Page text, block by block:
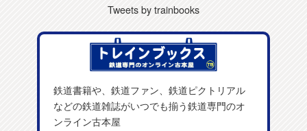
Tweets by trainbooks
鉄道書籍や、鉄道ファン、鉄道ピクトリアル
などの鉄道雑誌がいつでも揃う鉄道専門のオ
ンライン古本屋